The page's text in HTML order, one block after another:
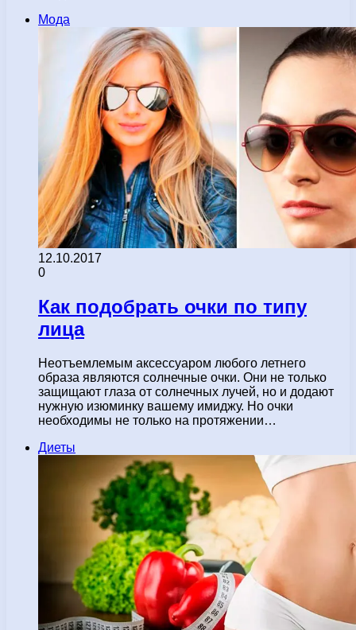
Мода
12.10.2017
0
Как подобрать очки по типу
лица
Неотъемлемым аксессуаром любого летнего
образа являются солнечные очки. Они не только
защищают глаза от солнечных лучей, но и додают
нужную изюминку вашему имиджу. Но очки
необходимы не только на протяжении…
Диеты